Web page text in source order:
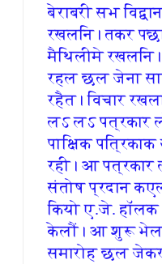
बेराबरी सभ
रखलनि‍। तकर
मैथि‍लीमे
रहल छल जेना
रहैत। वि‍चार
लऽ लऽ पत्रकार
पाक्षि‍क
रही। आ पत्रकार
संतोष प्रदान
कि‍यो ए.जे.
केलौं। आ शुरू भेल
समारोह छल